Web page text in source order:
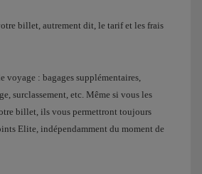
billet, autrement dit, le tarif et les frais
voyage : bagages supplémentaires,
surclassement, etc. Même si vous les
billet, ils vous permettront toujours
Elite, indépendamment du moment de